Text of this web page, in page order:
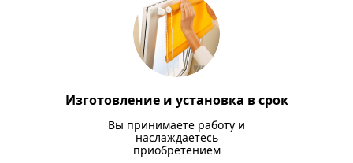
Изготовление и установка в срок
Вы принимаете работу и
наслаждаетесь
приобретением